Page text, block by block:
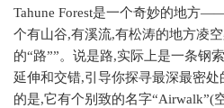
Tahune Forest是一个奇妙的地方
个有山谷,有溪流,有松涛的地方凌
的“路””。说是路,实际上是一条钢
延伸和交错,引导你探寻最深最密
的是,它有个别致的名字“Airwalk”(